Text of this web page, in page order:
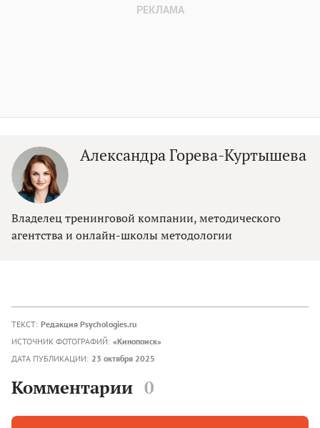
Александра Горева-Куртышева
Владелец тренинговой компании, методического
агентства и онлайн-школы методологии
ТЕКСТ: Редакция Psychologies.ru
ИСТОЧНИК ФОТОГРАФИЙ: «Кинопоиск»
ДАТА ПУБЛИКАЦИИ: 23 октября 2025
Комментарии 0